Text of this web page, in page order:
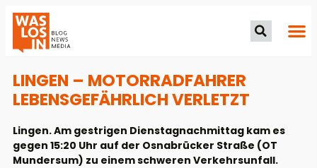
LINGEN – MOTORRADFAHRER
LEBENSGEFÄHRLICH VERLETZT
Lingen. Am gestrigen Dienstagnachmittag kam es
gegen 15:20 Uhr auf der Osnabrücker Straße (OT
Mundersum) zu einem schweren Verkehrsunfall.